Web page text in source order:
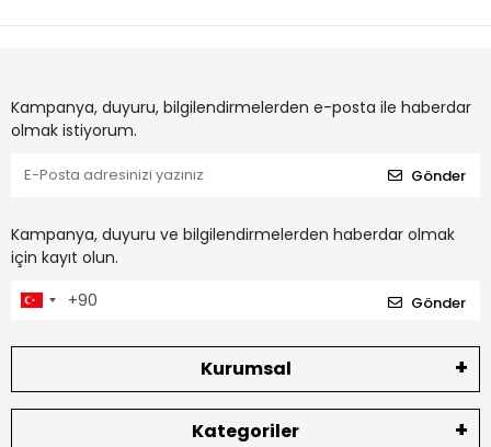
Kampanya, duyuru, bilgilendirmelerden e-posta ile haberdar
olmak istiyorum.
Gönder
Kampanya, duyuru ve bilgilendirmelerden haberdar olmak
için kayıt olun.
Gönder
Kurumsal
Kategoriler